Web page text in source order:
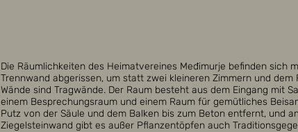
Die Räumlichkeiten des Heimatvereines Međimurje befinden sich
Trennwand abgerissen, um statt zwei kleineren Zimmern und
Wände sind Tragwände. Der Raum besteht aus dem Eingang mit
einem Besprechungsraum und einem Raum für gemütliches
Putz von der Säule und dem Balken bis zum Beton entfernt, und
Ziegelsteinwand gibt es außer Pflanzentöpfen auch